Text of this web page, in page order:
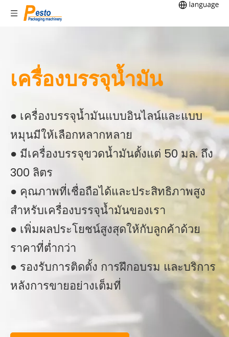
เครื่องบรรจุน้ำมัน
● เครื่องบรรจุน้ำมันแบบอินไลน์และแบบ
หมุนมีให้เลือกหลากหลาย
● มีเครื่องบรรจุขวดน้ำมันตั้งแต่ 50 มล. ถึง
300 ลิตร
● คุณภาพที่เชื่อถือได้และประสิทธิภาพสูง
สำหรับเครื่องบรรจุน้ำมันของเรา
● เพิ่มผลประโยชน์สูงสุดให้กับลูกค้าด้วย
ราคาที่ต่ำกว่า
● รองรับการติดตั้ง การฝึกอบรม และบริการ
หลังการขายอย่างเต็มที่